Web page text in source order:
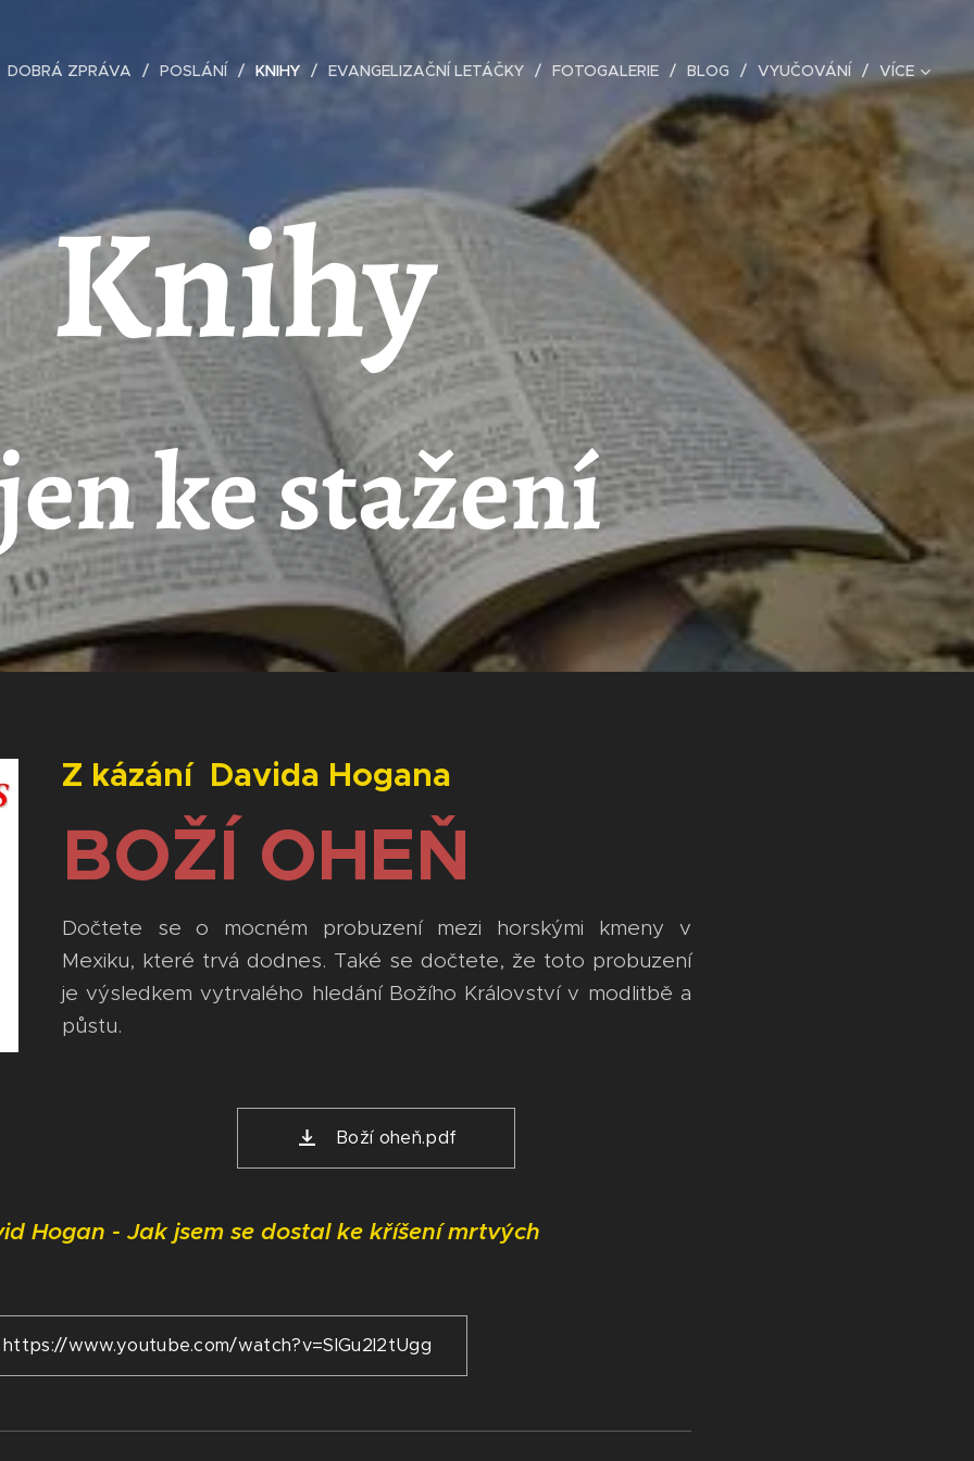
DOBRÁ ZPRÁVA POSLÁNÍ KNIHY EVANGELIZAČNÍ LETÁČKY FOTOGALERIE BLOG VYUČOVÁNÍ VÍCE
Knihy
ke stažení
Z kázání Davida Hogana
BOŽÍ OHEŇ
Dočtete se o mocném probuzení mezi horskými kmeny v
Mexiku, které trvá dodnes. Také se dočtete, že toto probuzení
je výsledkem vytrvalého hledání Božího Království v modlitbě a
půstu.
Boží oheň.pdf
Hogan - Jak jsem se dostal ke kříšení mrtvých
https://www.youtube.com/watch?v=SlGu2l2tUgg